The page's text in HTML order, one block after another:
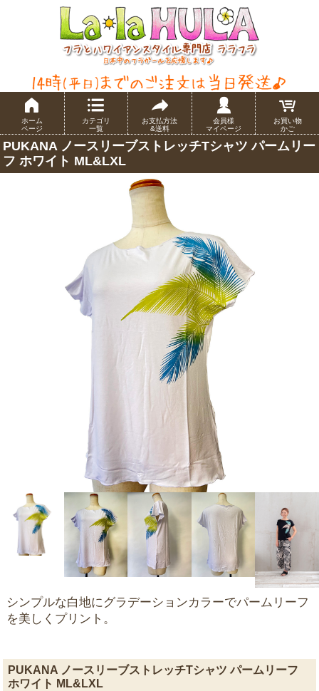
ホーム
ページ
カテゴリ
一覧
お支払方法
&送料
会員様
マイページ
お買い物
かご
PUKANA ノースリーブストレッチTシャツ パームリー
フ ホワイト ML&LXL
シンプルな白地にグラデーションカラーでパームリーフ
を美しくプリント。
PUKANA ノースリーブストレッチTシャツ パームリーフ
ホワイト ML&LXL